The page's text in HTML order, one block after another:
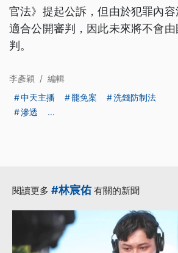
官法》提起公訴，但由於犯罪內
適合公開審判，因此未來將不會
判。
李彥穎 / 編輯
中天主播
罷免案
洗錢防制法
滲透
...
閱讀更多 #林宸佑有關的新聞